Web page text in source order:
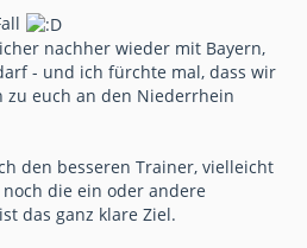
nachher wieder mit Bayern,
- und ich fürchte mal, dass wir
zu euch an den Niederrhein
den besseren Trainer, vielleicht
die ein oder andere
das ganz klare Ziel.